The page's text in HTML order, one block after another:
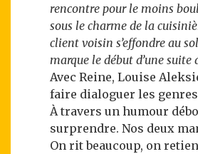
rencontre pour le moins
sous le charme de la
client voisin s’effondre au
marque le début d’une
Avec Reine, Louise
faire dialoguer les
À travers un humour
surprendre. Nos deux
On rit beaucoup, on